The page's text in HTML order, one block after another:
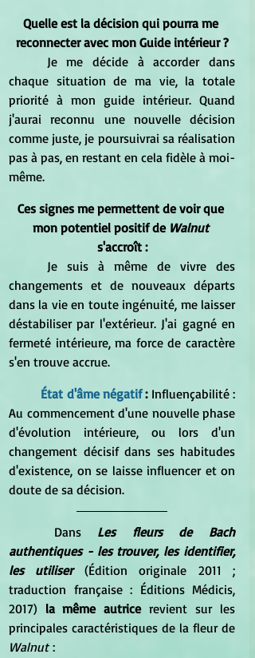
Quelle est la décision qui pourra me
reconnecter avec mon Guide intérieur ?
chaque situation de ma vie, la totale
priorité à mon guide intérieur. Quand
j'aurai reconnu une nouvelle décision
comme juste, je poursuivrai sa réalisation
pas à pas, en restant en cela fidèle à moi-
même.
Ces signes me permettent de voir que
mon potentiel positif de Walnut
s'accroît :
changements et de nouveaux départs
dans la vie en toute ingénuité, me laisser
déstabiliser par l'extérieur. J'ai gagné en
fermeté intérieure, ma force de caractère
s'en trouve accrue.
État d'âme négatif : Influençabilité :
Au commencement d'une nouvelle phase
d'évolution intérieure, ou lors d'un
changement décisif dans ses habitudes
d'existence, on se laisse influencer et on
doute de sa décision.
Dans Les fleurs de Bach
authentiques - les trouver, les identifier,
les utiliser (Édition originale 2011 ;
traduction française : Éditions Médicis,
2017) la même autrice revient sur les
Walnut :